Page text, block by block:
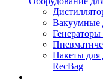
Вакуумные
Генераторы
Пакеты для
RecBag